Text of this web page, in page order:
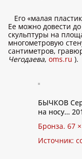
Его «малая
Ее можно довести
скульптуры на
многометровую
сантиметров,
Чегодаева, oms.ru ).
БЫЧКОВ
на носу…
Бронза. 67
Источник: